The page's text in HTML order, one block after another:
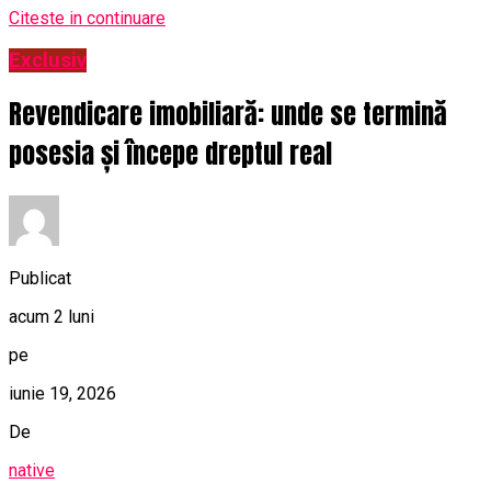
Citeste in continuare
Exclusiv
Revendicare imobiliară: unde se termină
posesia și începe dreptul real
Publicat
acum 2 luni
pe
iunie 19, 2026
De
native